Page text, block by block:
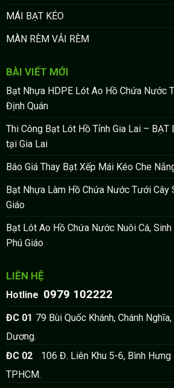
MÁI BẠT KÉO
MÀN RÈM VẢI RÈM
BÀI VIẾT MỚI
Bạt Nhựa HDPE Lót Ao Hồ Chứa Nước
Định Quán
Thi Công Bạt Lót Hồ Tỉnh Gia Lai – BẠT
tại Gia Lai
Báo Giá Thay Bạt Xếp Mái Kéo Che
Bạt Nhựa Làm Hồ Chứa Nước Tưới Cây
Giáo
Bạt Lót Ao Hồ Chứa Nước Nuôi Cá,
Phú Giáo
LIÊN HỆ
Hotline 0979 102222
ĐC 01 79 Bùi Quốc Khánh, Chánh
Dương.
ĐC 02:
106 Đ. Liên Khu 5-6, Bình Hưng
TPHCM.